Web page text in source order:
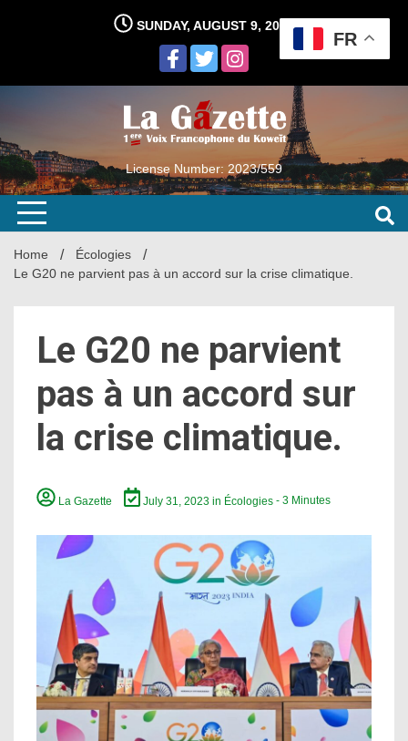
SUNDAY, AUGUST 9, 2026
License Number: 2023/559
Home
Écologies
Le G20 ne parvient pas à un accord sur la crise climatique.
Le G20 ne parvient
pas à un accord sur
la crise climatique.
La Gazette July 31, 2023in Écologies - 3 Minutes
FR